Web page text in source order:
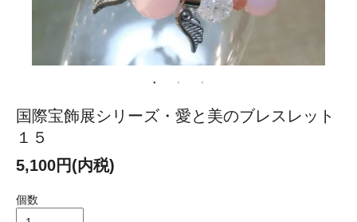
国際宝飾展シリーズ・愛と美のブレスレット
１５
5,100円(内税)
個数